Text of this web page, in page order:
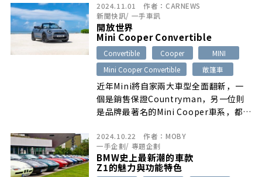
其基本售價則為1880萬元起…
2024.11.01 作者： CARNEWS
新聞快訊/ 一手車訊
開放世界
Mini Cooper Convertible
Convertible Cooper
MINI
Mini Cooper Convertible
敞篷車
近年Mini將自家兩大車型全面翻新，一
個是銷售保證Countryman，另一位則
是品牌最著名的Mini Cooper車系，都在
2024.10.22 作者： MOBY
一手企劃/ 專題企劃
BMW史上最新潮的車款
Z1的魅力與功能特色